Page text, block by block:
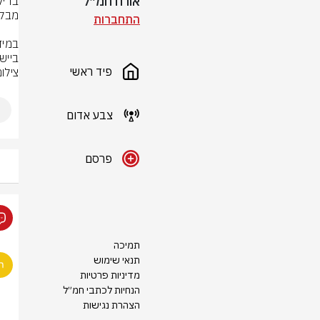
התחברות
פיד ראשי
צבע אדום
פרסם
תמיכה
תנאי שימוש
מדיניות פרטיות
הנחיות לכתבי חמ״ל
הצהרת נגישות